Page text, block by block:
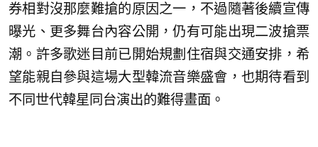
券相對沒那麼難搶的原因之一，不過隨著後續宣傳
曝光、更多舞台內容公開，仍有可能出現二波搶票
潮。許多歌迷目前已開始規劃住宿與交通安排，希
望能親自參與這場大型韓流音樂盛會，也期待看到
不同世代韓星同台演出的難得畫面。